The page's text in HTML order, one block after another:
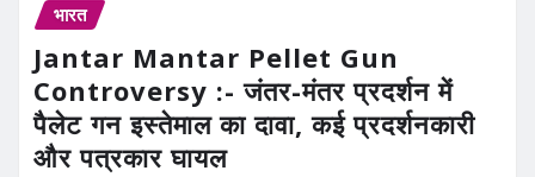
भारत
Jantar Mantar Pellet Gun
Controversy :- जंतर-मंतर प्रदर्शन में
पैलेट गन इस्तेमाल का दावा, कई प्रदर्शनकारी
और पत्रकार घायल